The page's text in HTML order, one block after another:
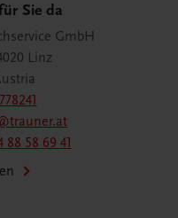
Sie da
GmbH
Linz
88 58 69 41